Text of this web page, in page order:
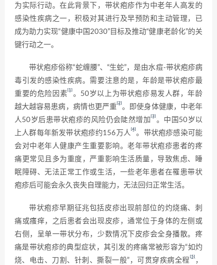
为实际行动。在此背景下，带状疱疹作为中老年人高发的
感染性疾病之一，积极对其进行及早预防和主动管理，已
成为助力实现“健康中国2030”目标及推动“健康老龄化”的关
键行动之一。
带状疱疹俗称“蛇缠腰”、“生蛇”，是由水痘-带状疱疹病
毒引发的感染性疾病。需要注意的是，年龄是带状疱疹最
重要的危险因素
[1]
。50岁以上为带状疱疹易发人群，年龄
越大越容易患病，病情也更严重
[2]
。即使身体健康，中老年
人50岁后患带状疱疹的风险仍会陡然增加
[3]
。中国50岁以
上人群每年新发带状疱疹约156万人
[4]
。带状疱疹感染可能
会对中老年人健康产生重要影响。老年带状疱疹患者的疼
痛更常见且多为重度，严重影响生活质量，导致焦虑、睡
眠障碍、无法正常工作或生活，一些老年患者在罹患带状
疱疹后可能会永久丧失自理能力，无法回归正常生活。
带状疱疹早期征兆包括皮疹出现前部位的灼烧痛、刺
痛或瘙痒，之后患者会出现皮疹，通常位于身体的左侧或
右侧，呈单一带状分布，少数情况下皮疹会全身播散。疼
痛是带状疱疹的典型症状，其引发的疼痛常被形容为“如灼
烧、电击、刀割、针刺、撕裂一般”，可贯穿疾病全程
[5]
，